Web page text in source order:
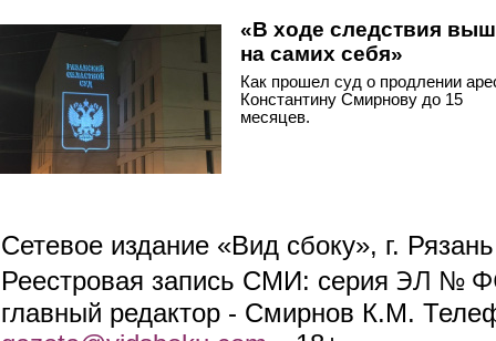
«В ходе следствия
на самих себя»
Как прошел суд о продлении
Константину Смирнову до 15
месяцев.
Сетевое издание «Вид сбоку», г.
Реестровая запись СМИ: серия ЭЛ №
главный редактор - Смирнов К.М.
(link sends e-mail)